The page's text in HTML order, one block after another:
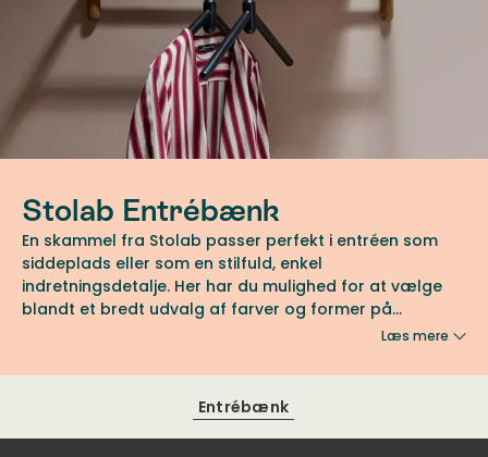
Stolab Entrébænk
En skammel fra Stolab passer perfekt i entréen som
siddeplads eller som en stilfuld, enkel
indretningsdetalje. Her har du mulighed for at vælge
blandt et bredt udvalg af farver og former på
favoritter som Palle, Bolt og Miss Button. Hvilken favorit
Læs mere
Entrébænk